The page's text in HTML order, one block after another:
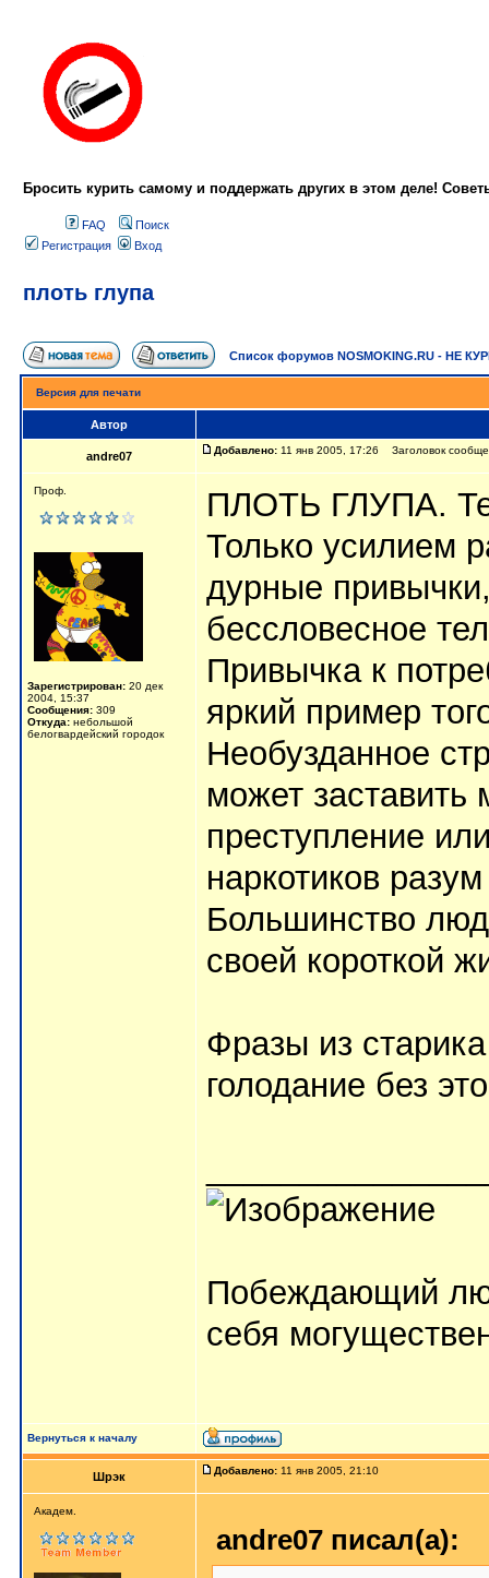
Бросить курить самому и поддержать других в этом деле!
FAQ
Поиск
Регистрация
Вход
плоть глупа
Список форумов NOSMOKING.RU - НЕ
Версия для печати
Автор
andre07 Добавлено: 11 янв 2005, 17:26 Заголовок
Проф.
Зарегистрирован: 20 дек
2004, 15:37
Сообщения: 309
Откуда: небольшой
белогвардейский городок
ПЛОТЬ ГЛУПА.
Только усилием
дурные
бессловесное
Привычка к
яркий пример
Необузданное
может заставить
преступление
наркотиков
Большинство
своей короткой
Фразы из
голодание без
Побеждающий
себя
Вернуться к началу
Шрэк Добавлено: 11 янв 2005, 21:10
Aкaдeм.
andre07 писал(а):